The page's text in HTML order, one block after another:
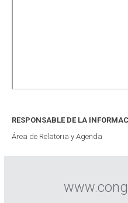
RESPONSABLE DE LA
Área de Relatoria y Agenda